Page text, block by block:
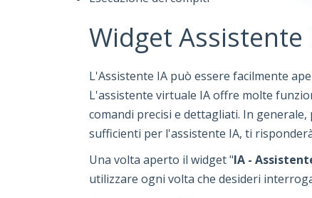
Widget
L'Assistente IA può essere facilmente
L'assistente virtuale IA offre molte
comandi precisi e dettagliati. In
sufficienti per l'assistente IA, ti
Una volta aperto il widget "IA -
utilizzare ogni volta che desideri